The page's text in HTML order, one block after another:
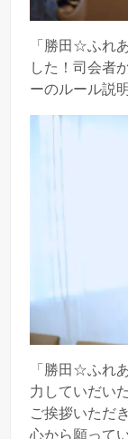
「勝田☆ふれ
した！司会者
ーのルール説
「勝田☆ふれ
力していだい
ご挨拶いただ
心から願って